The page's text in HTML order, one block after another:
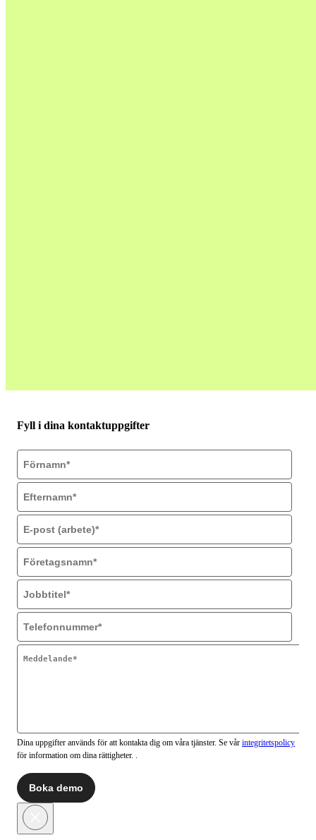
Fyll i dina kontaktuppgifter
Dina uppgifter används för att kontakta dig om våra tjänster. Se vår integritetspolicy
för information om dina rättigheter. .